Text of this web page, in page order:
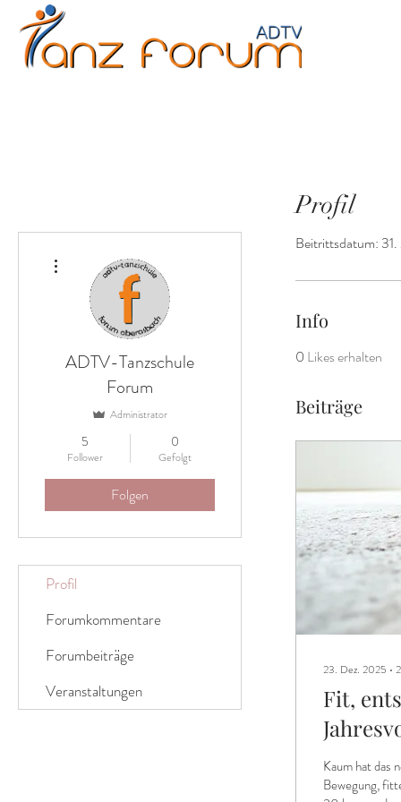
Profil
Beitrittsdatum:
Info
0 Likes erhalten
Beiträge
23. Dez. 2025 ∙ 2
Fit,
Kaum hat das
Bewegung,
ADTV-Tanzschule
Forum
Administrator
5
Follower
0
Gefolgt
Folgen
Profil
Forumkommentare
Forumbeiträge
Veranstaltungen